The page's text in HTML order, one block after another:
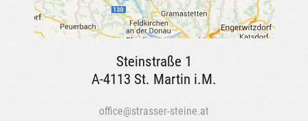
Steinstraße 1
A-4113 St. Martin i.M.
office@strasser-steine.at